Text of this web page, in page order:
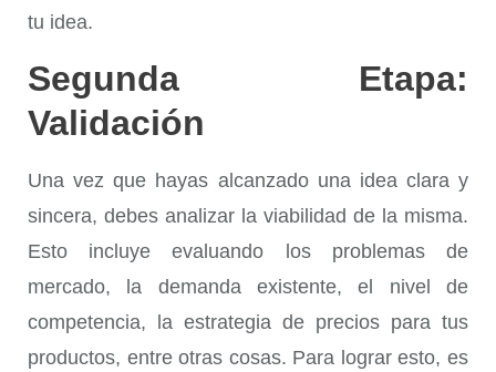
tu idea.
Segunda Etapa:
Validación
Una vez que hayas alcanzado una idea clara y
sincera, debes analizar la viabilidad de la misma.
Esto incluye evaluando los problemas de
mercado, la demanda existente, el nivel de
competencia, la estrategia de precios para tus
productos, entre otras cosas. Para lograr esto, es